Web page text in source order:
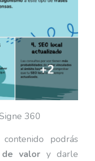
360
podrás
de valor y darle